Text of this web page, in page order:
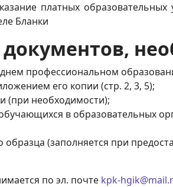
платных
Бланки
профессиональном
его копии (стр. 2, 3, 5);
(при необходимости);
в образовательных
образца (заполняется при
по эл. почте kpk-